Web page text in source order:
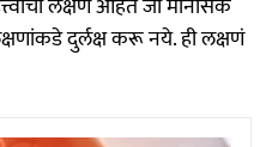
दुर्लक्ष करू नये. ही लक्षणं